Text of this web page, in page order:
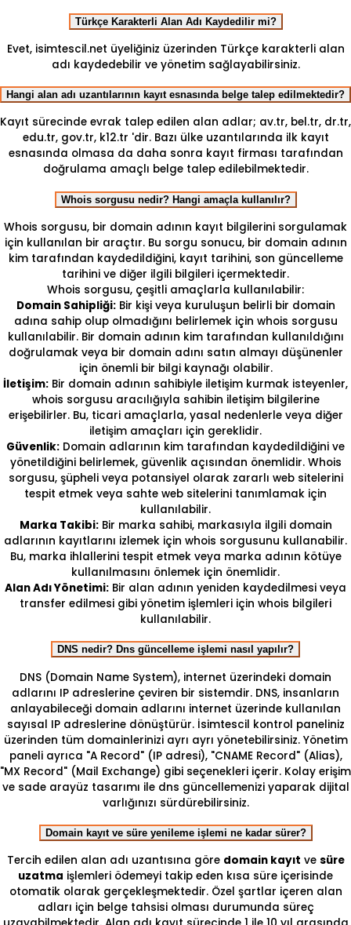
Türkçe Karakterli Alan Adı Kaydedilir mi?
Evet, isimtescil.net üyeliğiniz üzerinden Türkçe karakterli alan
adı kaydedebilir ve yönetim sağlayabilirsiniz.
Hangi alan adı uzantılarının kayıt esnasında belge talep edilmektedir?
Kayıt sürecinde evrak talep edilen alan adlar; av.tr, bel.tr, dr.tr,
edu.tr, gov.tr, k12.tr 'dir. Bazı ülke uzantılarında ilk kayıt
esnasında olmasa da daha sonra kayıt firması tarafından
doğrulama amaçlı belge talep edilebilmektedir.
Whois sorgusu nedir? Hangi amaçla kullanılır?
Whois sorgusu, bir domain adının kayıt bilgilerini sorgulamak
için kullanılan bir araçtır. Bu sorgu sonucu, bir domain adının
kim tarafından kaydedildiğini, kayıt tarihini, son güncelleme
tarihini ve diğer ilgili bilgileri içermektedir.
Whois sorgusu, çeşitli amaçlarla kullanılabilir:
Domain Sahipliği:Bir kişi veya kuruluşun belirli bir domain
adına sahip olup olmadığını belirlemek için whois sorgusu
kullanılabilir. Bir domain adının kim tarafından kullanıldığını
doğrulamak veya bir domain adını satın almayı düşünenler
için önemli bir bilgi kaynağı olabilir.
İletişim: Bir domain adının sahibiyle iletişim kurmak isteyenler,
whois sorgusu aracılığıyla sahibin iletişim bilgilerine
erişebilirler. Bu, ticari amaçlarla, yasal nedenlerle veya diğer
iletişim amaçları için gereklidir.
Güvenlik: Domain adlarının kim tarafından kaydedildiğini ve
yönetildiğini belirlemek, güvenlik açısından önemlidir. Whois
sorgusu, şüpheli veya potansiyel olarak zararlı web sitelerini
tespit etmek veya sahte web sitelerini tanımlamak için
kullanılabilir.
Marka Takibi:Bir marka sahibi, markasıyla ilgili domain
adlarının kayıtlarını izlemek için whois sorgusunu kullanabilir.
Bu, marka ihlallerini tespit etmek veya marka adının kötüye
kullanılmasını önlemek için önemlidir.
Alan Adı Yönetimi: Bir alan adının yeniden kaydedilmesi veya
transfer edilmesi gibi yönetim işlemleri için whois bilgileri
kullanılabilir.
DNS nedir? Dns güncelleme işlemi nasıl yapılır?
DNS (Domain Name System), internet üzerindeki domain
adlarını IP adreslerine çeviren bir sistemdir. DNS, insanların
anlayabileceği domain adlarını internet üzerinde kullanılan
sayısal IP adreslerine dönüştürür. İsimtescil kontrol paneliniz
üzerinden tüm domainlerinizi ayrı ayrı yönetebilirsiniz. Yönetim
paneli ayrıca "A Record" (IP adresi), "CNAME Record" (Alias),
"MX Record" (Mail Exchange) gibi seçenekleri içerir. Kolay erişim
ve sade arayüz tasarımı ile dns güncellemenizi yaparak dijital
varlığınızı sürdürebilirsiniz.
Domain kayıt ve süre yenileme işlemi ne kadar sürer?
Tercih edilen alan adı uzantısına göre domain kayıt ve süre
uzatma işlemleri ödemeyi takip eden kısa süre içerisinde
otomatik olarak gerçekleşmektedir. Özel şartlar içeren alan
adları için belge tahsisi olması durumunda süreç